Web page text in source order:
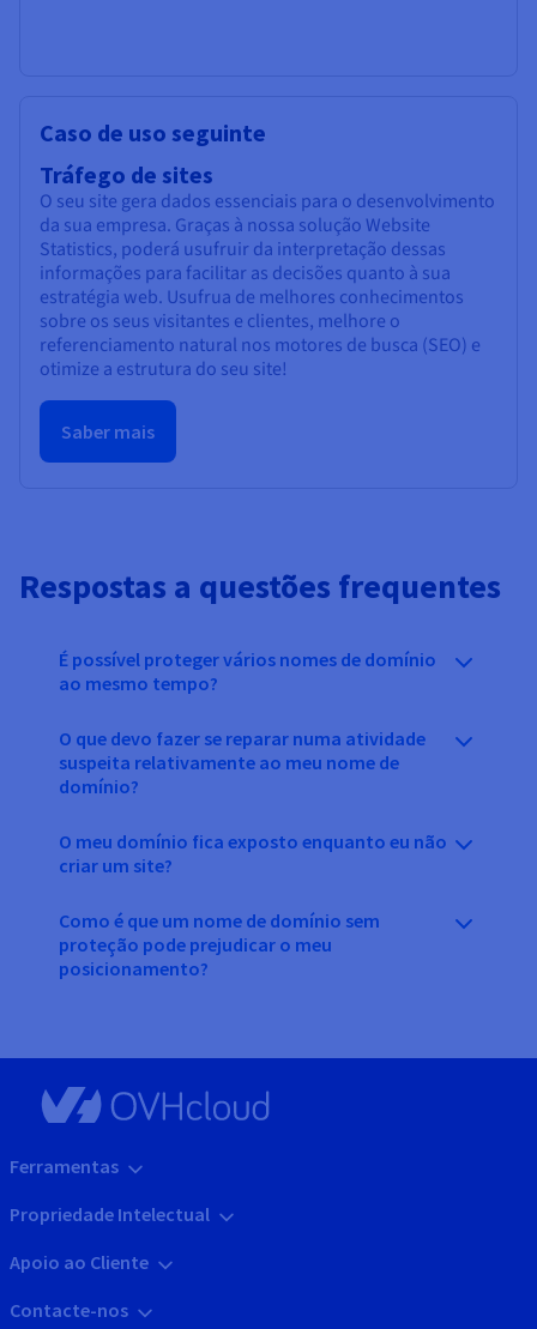
Caso de uso seguinte
Tráfego de sites
O seu site gera dados essenciais para o desenvolvimento
da sua empresa. Graças à nossa solução Website
Statistics, poderá usufruir da interpretação dessas
informações para facilitar as decisões quanto à sua
estratégia web. Usufrua de melhores conhecimentos
sobre os seus visitantes e clientes, melhore o
referenciamento natural nos motores de busca (SEO) e
otimize a estrutura do seu site!
Saber mais
Respostas a questões frequentes
É possível proteger vários nomes de domínio
ao mesmo tempo?
O que devo fazer se reparar numa atividade
suspeita relativamente ao meu nome de
domínio?
O meu domínio fica exposto enquanto eu não
criar um site?
Como é que um nome de domínio sem
proteção pode prejudicar o meu
posicionamento?
Ferramentas
Propriedade Intelectual
Apoio ao Cliente
Contacte-nos